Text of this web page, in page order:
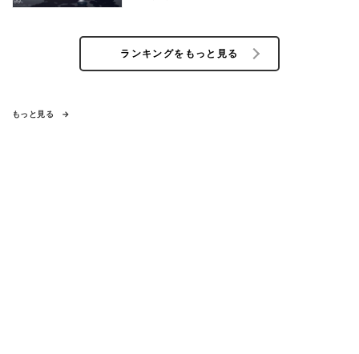
ランキングをもっと見る
もっと見る